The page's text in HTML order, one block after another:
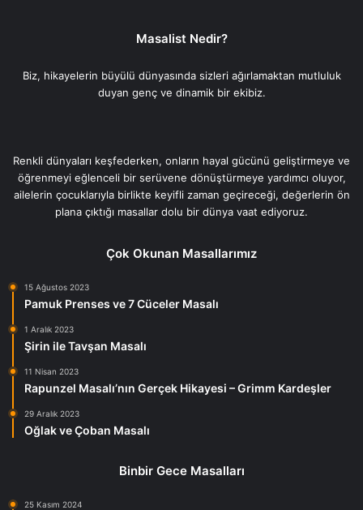
Masalist Nedir?
Biz, hikayelerin büyülü dünyasında sizleri ağırlamaktan mutluluk
duyan genç ve dinamik bir ekibiz.
Renkli dünyaları keşfederken, onların hayal gücünü geliştirmeye ve
öğrenmeyi eğlenceli bir serüvene dönüştürmeye yardımcı oluyor,
ailelerin çocuklarıyla birlikte keyifli zaman geçireceği, değerlerin ön
plana çıktığı masallar dolu bir dünya vaat ediyoruz.
Çok Okunan Masallarımız
15 Ağustos 2023
Pamuk Prenses ve 7 Cüceler Masalı
1 Aralık 2023
Şirin ile Tavşan Masalı
11 Nisan 2023
Rapunzel Masalı’nın Gerçek Hikayesi – Grimm Kardeşler
29 Aralık 2023
Oğlak ve Çoban Masalı
Binbir Gece Masalları
25 Kasım 2024